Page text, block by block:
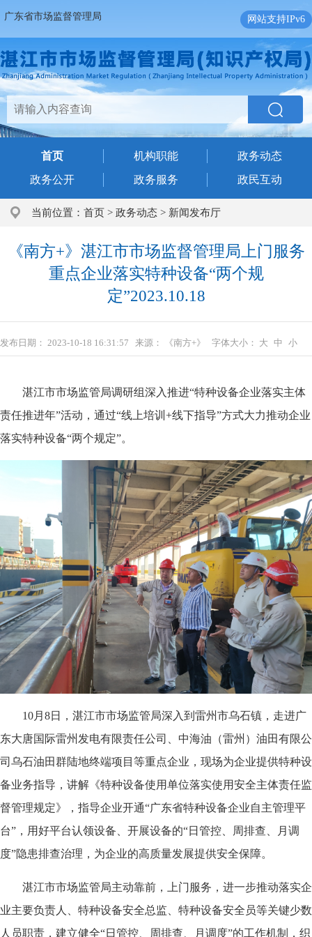
广东省市场监督管理局 网站支持IPv6
首页 机构职能
政务动态
政务公开
政务服务 政民互动
当前位置： 首页 > 政务动态 > 新闻发布厅
《南方+》湛江市市场监督管理局上门服务
重点企业落实特种设备“两个规
定”2023.10.18
发布日期： 2023-10-18 16:31:57 来源： 《南方+》 字体大小： 大 中 小
湛江市市场监管局调研组深入推进“特种设备企业落实主体
责任推进年”活动，通过“线上培训+线下指导”方式大力推动企业
落实特种设备“两个规定”。
10月8日，湛江市市场监管局深入到雷州市乌石镇，走进广
东大唐国际雷州发电有限责任公司、中海油（雷州）油田有限公
司乌石油田群陆地终端项目等重点企业，现场为企业提供特种设
备业务指导，讲解《特种设备使用单位落实使用安全主体责任监
督管理规定》，指导企业开通“广东省特种设备企业自主管理平
台”，用好平台认领设备、开展设备的“日管控、周排查、月调
度”隐患排查治理，为企业的高质量发展提供安全保障。
湛江市市场监管局主动靠前，上门服务，进一步推动落实企
业主要负责人、特种设备安全总监、特种设备安全员等关键少数
人员职责，建立健全“日管控、周排查、月调度”的工作机制，织